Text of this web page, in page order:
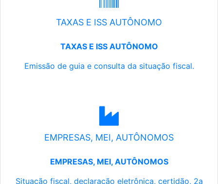
TAXAS E ISS AUTÔNOMO
TAXAS E ISS AUTÔNOMO
Emissão de guia e consulta da situação fiscal.
EMPRESAS, MEI, AUTÔNOMOS
EMPRESAS, MEI, AUTÔNOMOS
Situação fiscal, declaração eletrônica, certidão, 2a